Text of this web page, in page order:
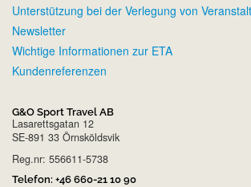
Unterstützung bei der Verlegung von
Newsletter
Wichtige Informationen zur ETA
Kundenreferenzen
G&O Sport Travel AB
Lasarettsgatan 12
SE-891 33 Örnsköldsvik
Reg.nr: 556611-5738
Telefon: +46 660-21 10 90